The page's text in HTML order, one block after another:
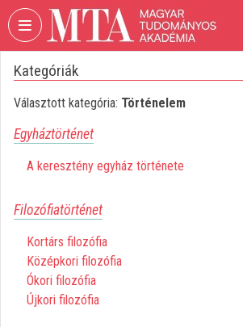
Fejléc kihagyása Menü kihagyása Tartalom kihagyása
VIDEO
TUDOMÁNYOS
Bejelentkezés
Intézményi felfedezés
Kategóriák
Kategóriák
Választott kategória: Történelem
Egyháztörténet
A keresztény egyház története
Filozófiatörténet
Kortárs filozófia
Középkori filozófia
Ókori filozófia
Újkori filozófia